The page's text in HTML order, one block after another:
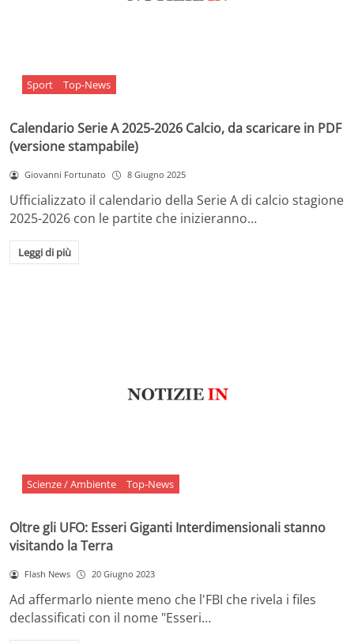
Sport Top-News
Calendario Serie A 2025-2026 Calcio, da scaricare in PDF
(versione stampabile)
Giovanni Fortunato 8 Giugno 2025
Ufficializzato il calendario della Serie A di calcio stagione
2025-2026 con le partite che inizieranno…
Leggi di più
Scienze / Ambiente Top-News
Oltre gli UFO: Esseri Giganti Interdimensionali stanno
visitando la Terra
Flash News 20 Giugno 2023
Ad affermarlo niente meno che l'FBI che rivela i files
declassificati con il nome "Esseri…